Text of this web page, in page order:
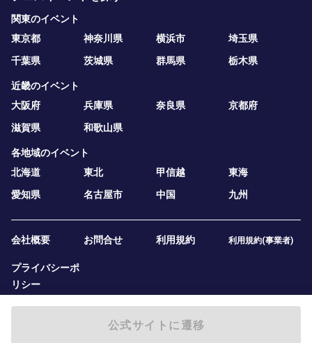
公式サイトに遷移
関東のイベント
東京都
神奈川県 横浜市
埼玉県
千葉県
茨城県 群馬県 栃木県
近畿のイベント
大阪府
兵庫県 奈良県
京都府
滋賀県
和歌山県
各地域のイベント
北海道
東北 甲信越
東海
愛知県
名古屋市 中国 九州
会社概要 お問合せ 利用規約 利用規約(事業者)
プライバシーポ
リシー